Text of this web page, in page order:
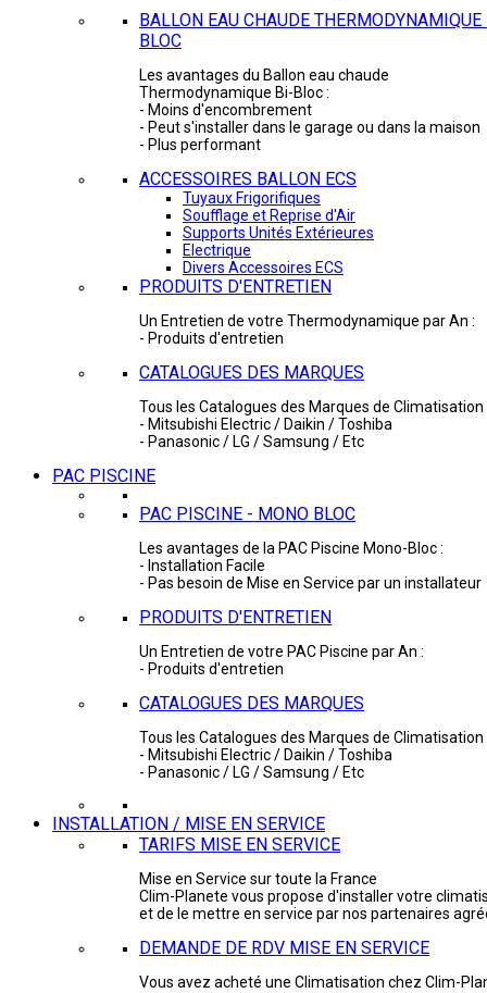
BALLON EAU CHAUDE
BLOC
Les avantages du Ballon eau chaude
Thermodynamique Bi-Bloc :
- Moins d'encombrement
- Peut s'installer dans le garage ou dans la maison
- Plus performant
ACCESSOIRES BALLON ECS
Tuyaux Frigorifiques
Soufflage et Reprise d'Air
Supports Unités Extérieures
Electrique
Divers Accessoires ECS
PRODUITS D'ENTRETIEN
Un Entretien de votre Thermodynamique par An :
- Produits d'entretien
CATALOGUES DES MARQUES
Tous les Catalogues des Marques de Climatisation
- Mitsubishi Electric / Daikin / Toshiba
- Panasonic / LG / Samsung / Etc
PAC PISCINE
PAC PISCINE - MONO BLOC
Les avantages de la PAC Piscine Mono-Bloc :
- Installation Facile
- Pas besoin de Mise en Service par un installateur
PRODUITS D'ENTRETIEN
Un Entretien de votre PAC Piscine par An :
- Produits d'entretien
CATALOGUES DES MARQUES
Tous les Catalogues des Marques de Climatisation
- Mitsubishi Electric / Daikin / Toshiba
- Panasonic / LG / Samsung / Etc
INSTALLATION / MISE EN SERVICE
TARIFS MISE EN SERVICE
Mise en Service sur toute la France
Clim-Planete vous propose d'installer votre
et de le mettre en service par nos partenaires
DEMANDE DE RDV MISE EN SERVICE
Vous avez acheté une Climatisation chez Clim-